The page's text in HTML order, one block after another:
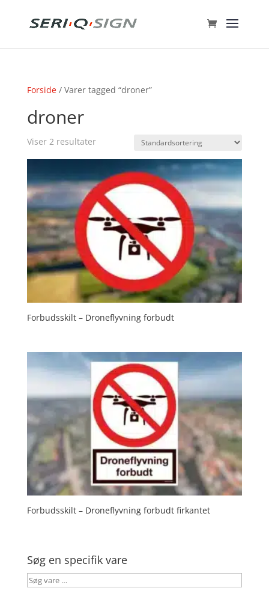
Forside/ Varer tagged “droner”
droner
Viser 2 resultater
Forbudsskilt – Droneflyvning forbudt
Forbudsskilt – Droneflyvning forbudt firkantet
Søg en specifik vare
Søg